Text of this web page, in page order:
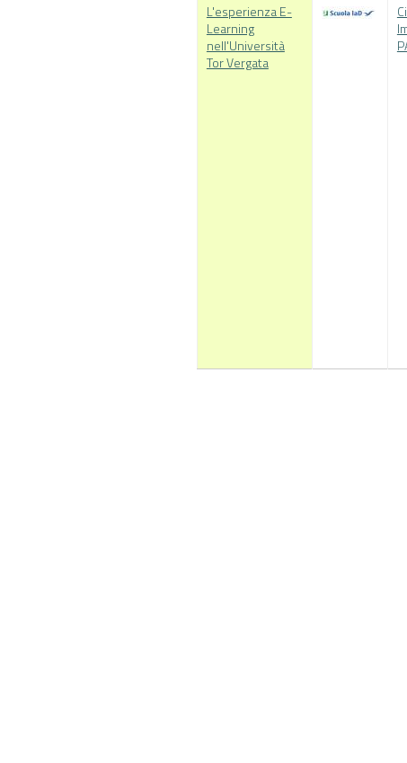
L'esperienza E-
Learning
nell'Università
Tor Vergata